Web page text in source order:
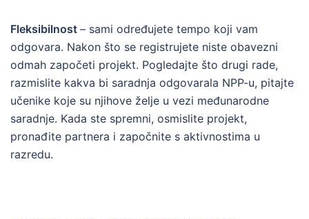
Fleksibilnost – sami određujete tempo koji vam
odgovara. Nakon što se registrujete niste obavezni
odmah započeti projekt. Pogledajte što drugi rade,
razmislite kakva bi saradnja odgovarala NPP-u, pitajte
učenike koje su njihove želje u vezi međunarodne
saradnje. Kada ste spremni, osmislite projekt,
pronađite partnera i započnite s aktivnostima u
razredu.